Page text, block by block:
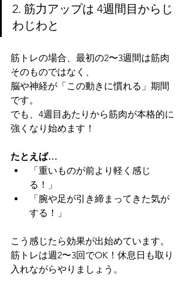
2. 筋力アップは 4週間目からじ
わじわと
筋トレの場合、最初の2〜3週間は筋肉
そのものではなく、
脳や神経が「この動きに慣れる」期間
です。
でも、4週目あたりから筋肉が本格的に
強くなり始めます！
たとえば…
「重いものが前より軽く感じ
る！」
「腕や足が引き締まってきた気が
する！」
こう感じたら効果が出始めています。
筋トレは週2〜3回でOK！休息日も取り
入れながらやりましょう。